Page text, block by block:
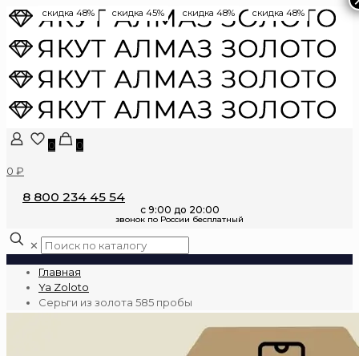
0
0
0 ₽
8 800 234 45 54
✕
Главная
Ya Zoloto
Серьги из золота 585 пробы
скидка 48% скидка 45% скидка 48% скидка 48%